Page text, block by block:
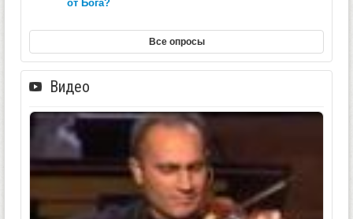
от Бога?
Все опросы
Видео